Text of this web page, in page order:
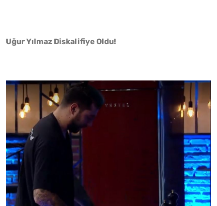
Uğur Yılmaz Diskalifiye Oldu!